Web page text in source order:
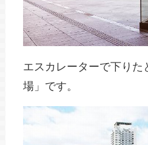
エスカレーターで下りた
場」です。